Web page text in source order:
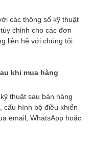
các thông số kỹ thuật
chỉnh cho các đơn
liên hệ với chúng tôi
khi mua hàng
thuật sau bán hàng
cấu hình bộ điều khiển
email, WhatsApp hoặc